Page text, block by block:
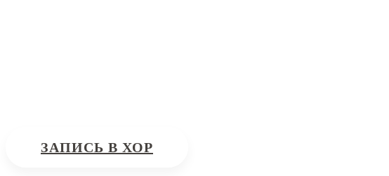
ЗАПИСЬ В ХОР